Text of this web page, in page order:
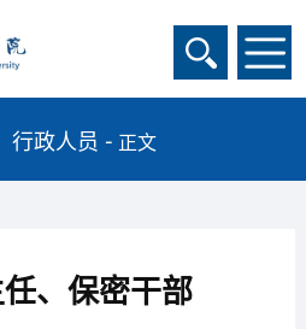
行政人员 正文
、保密干部